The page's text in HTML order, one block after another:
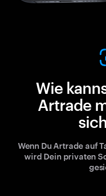
Wie
Artrade
Wenn Du Artrade auf
wird Dein privaten